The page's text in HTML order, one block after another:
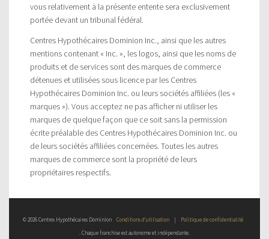
vous relativement à la présente entente sera exclusivement
portée devant un tribunal fédéral.
Centres Hypothécaires Dominion Inc., ainsi que les autres
mentions contenant « Inc. », les logos, ainsi que les noms de
produits et de services sont des marques de commerce
détenues et utilisées sous licence par les Centres
Hypothécaires Dominion Inc. ou leurs sociétés affiliées (les «
marques »). Vous acceptez ne pas afficher ni utiliser les
marques de quelque façon que ce soit sans la permission
écrite préalable des Centres Hypothécaires Dominion Inc. ou
de leurs sociétés affiliées concernées. Toutes les autres
marques de commerce sont la propriété de leurs
propriétaires respectifs.
© 2026 Centres Hypothécaires Dominion Conditions d’utilisation |
Politique de confidentialité
. Chaque franchise est autonome et indépendante.